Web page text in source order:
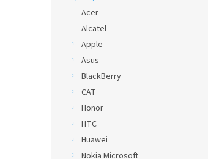
Acer
Alcatel
Apple
Asus
BlackBerry
CAT
Honor
HTC
Huawei
Nokia Microsoft